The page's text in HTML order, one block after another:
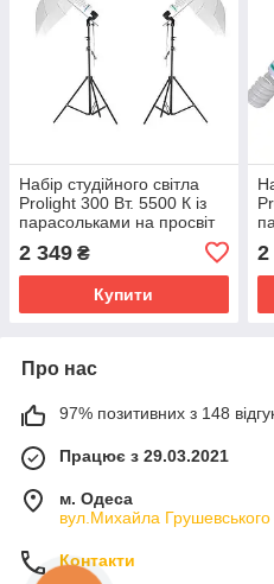
Набір студійного світла
Prolight 300 Вт. 5500 К із
парасольками на просвіт
2 349 ₴
Купити
2
Про нас
97% позитивних з 148
Працює з 29.03.2021
м. Одеса
вул.Михайла
Контакти